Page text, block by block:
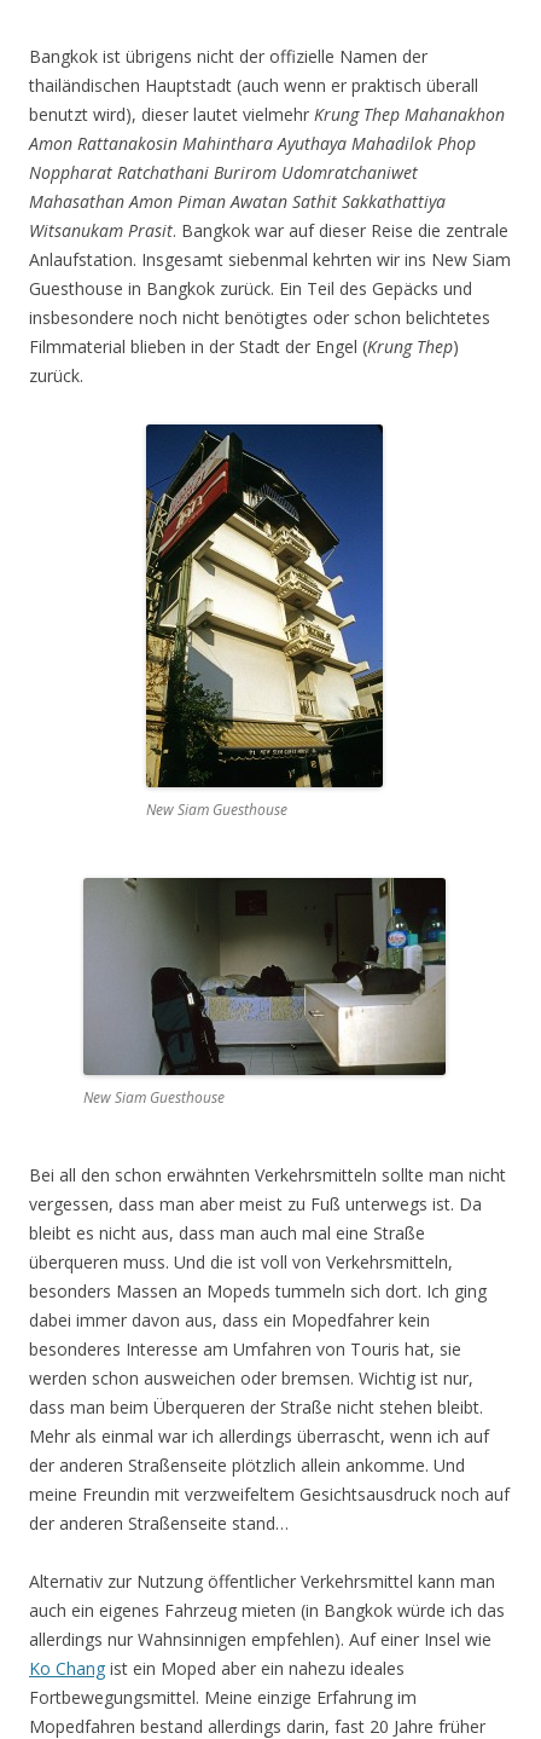
Bangkok ist übrigens nicht der offizielle Namen der
thailändischen Hauptstadt (auch wenn er praktisch überall
benutzt wird), dieser lautet vielmehr Krung Thep Mahanakhon
Amon Rattanakosin Mahinthara Ayuthaya Mahadilok Phop
Noppharat Ratchathani Burirom Udomratchaniwet
Mahasathan Amon Piman Awatan Sathit Sakkathattiya
Witsanukam Prasit. Bangkok war auf dieser Reise die zentrale
Anlaufstation. Insgesamt siebenmal kehrten wir ins New Siam
Guesthouse in Bangkok zurück. Ein Teil des Gepäcks und
insbesondere noch nicht benötigtes oder schon belichtetes
Filmmaterial blieben in der Stadt der Engel (Krung Thep)
zurück.
New Siam Guesthouse
New Siam Guesthouse
Bei all den schon erwähnten Verkehrsmitteln sollte man nicht
vergessen, dass man aber meist zu Fuß unterwegs ist. Da
bleibt es nicht aus, dass man auch mal eine Straße
überqueren muss. Und die ist voll von Verkehrsmitteln,
besonders Massen an Mopeds tummeln sich dort. Ich ging
dabei immer davon aus, dass ein Mopedfahrer kein
besonderes Interesse am Umfahren von Touris hat, sie
werden schon ausweichen oder bremsen. Wichtig ist nur,
dass man beim Überqueren der Straße nicht stehen bleibt.
Mehr als einmal war ich allerdings überrascht, wenn ich auf
der anderen Straßenseite plötzlich allein ankomme. Und
meine Freundin mit verzweifeltem Gesichtsausdruck noch auf
der anderen Straßenseite stand…
Alternativ zur Nutzung öffentlicher Verkehrsmittel kann man
auch ein eigenes Fahrzeug mieten (in Bangkok würde ich das
allerdings nur Wahnsinnigen empfehlen). Auf einer Insel wie
Ko Chang ist ein Moped aber ein nahezu ideales
Fortbewegungsmittel. Meine einzige Erfahrung im
Mopedfahren bestand allerdings darin, fast 20 Jahre früher